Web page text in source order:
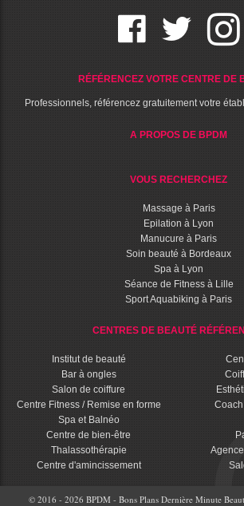
RÉFÉRENCEZ VOTRE CENTRE DE
Professionnels, référencez gratuitement votre
A PROPOS DE BPDM
VOUS RECHERCHEZ
Massage à Paris
Epilation à Lyon
Manucure à Paris
Soin beauté à Bordeaux
Spa à Lyon
Séance de Fitness à Lille
Sport Aquabiking à Paris
CENTRES DE BEAUTÉ
Institut de beauté
Bar à ongles
Salon de coiffure
Centre Fitness / Remise en forme
Spa et Balnéo
Centre de bien-être
Thalassothérapie
Centre d'amincissement
© 2016 - 2026 BPDM - Bons Plans Dernière Minute